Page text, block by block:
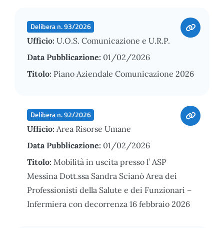
Delibera n. 93/2026
Ufficio: U.O.S. Comunicazione e U.R.P.
Data Pubblicazione: 01/02/2026
Titolo: Piano Aziendale Comunicazione 2026
Delibera n. 92/2026
Ufficio: Area Risorse Umane
Data Pubblicazione: 01/02/2026
Titolo: Mobilità in uscita presso l’ ASP
Messina Dott.ssa Sandra Scianò Area dei
Professionisti della Salute e dei Funzionari –
Infermiera con decorrenza 16 febbraio 2026